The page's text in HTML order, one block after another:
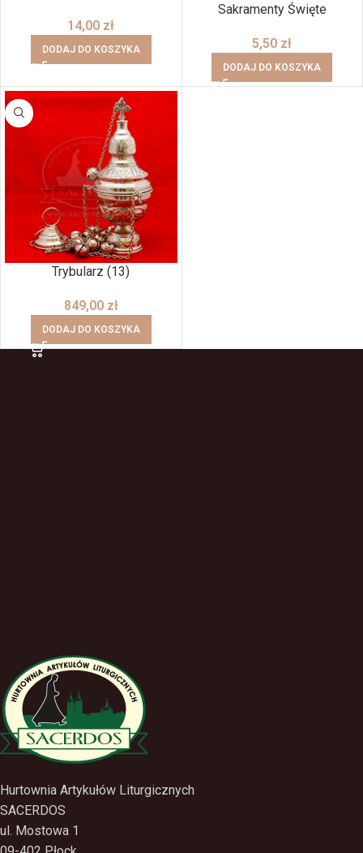
14,00 zł
DODAJ DO KOSZYKA
Sakramenty Święte
5,50 zł
DODAJ DO KOSZYKA
Trybularz (13)
849,00 zł
DODAJ DO KOSZYKA
Hurtownia Artykułów Liturgicznych
SACERDOS
ul. Mostowa 1